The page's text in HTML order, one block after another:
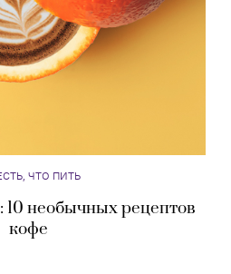
ЧТО ПИТЬ
10 необычных рецептов
кофе